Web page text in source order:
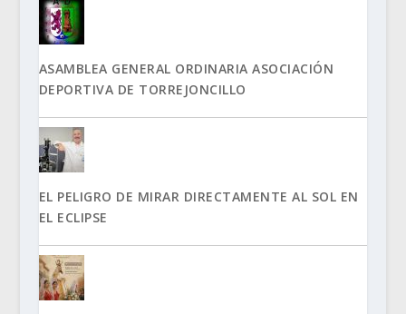
ASAMBLEA GENERAL ORDINARIA ASOCIACIÓN
DEPORTIVA DE TORREJONCILLO
EL PELIGRO DE MIRAR DIRECTAMENTE AL SOL EN
EL ECLIPSE